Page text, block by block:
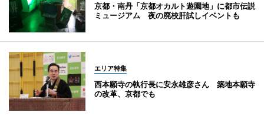
京都・南丹「京都オカルト遊園地」に都市伝説
ミュージアム 夜の廃校肝試しイベントも
エリア特集
西本願寺の執行長に安永雄彦さん 築地本願寺
の改革、京都でも